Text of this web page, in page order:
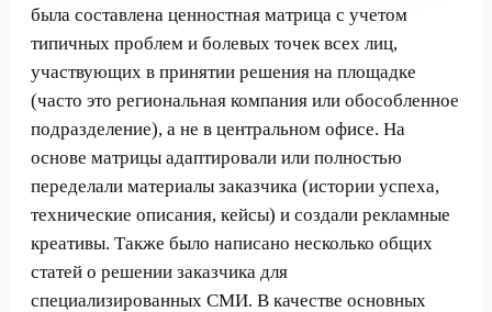
была составлена ценностная матрица с учетом
типичных проблем и болевых точек всех лиц,
участвующих в принятии решения на площадке
(часто это региональная компания или обособленное
подразделение), а не в центральном офисе. На
основе матрицы адаптировали или полностью
переделали материалы заказчика (истории успеха,
технические описания, кейсы) и создали рекламные
креативы. Также было написано несколько общих
статей о решении заказчика для
специализированных СМИ. В качестве основных